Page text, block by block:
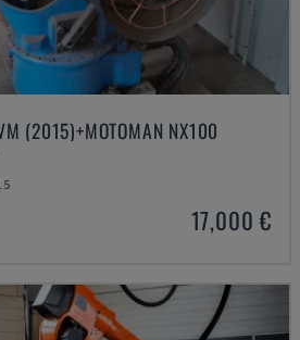
(2015)+MOTOMAN NX100
17,000 €